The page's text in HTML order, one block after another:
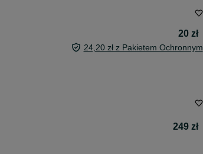
20 zł
24,20 zł z Pakietem Ochronnym
249 zł